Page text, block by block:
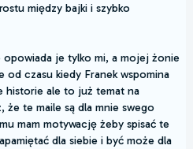
między bajki i szybko
opowiada je tylko mi, a mojej żonie
czasu kiedy Franek wspomina
historie ale to już temat na
że te maile są dla mnie swego
mam motywację żeby spisać te
dla siebie i być może dla